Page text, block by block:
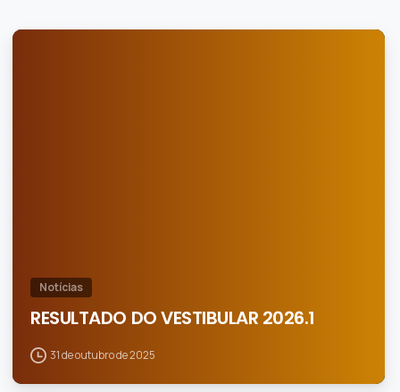
Notícias
RESULTADO DO VESTIBULAR 2026.1
31 de outubro de 2025